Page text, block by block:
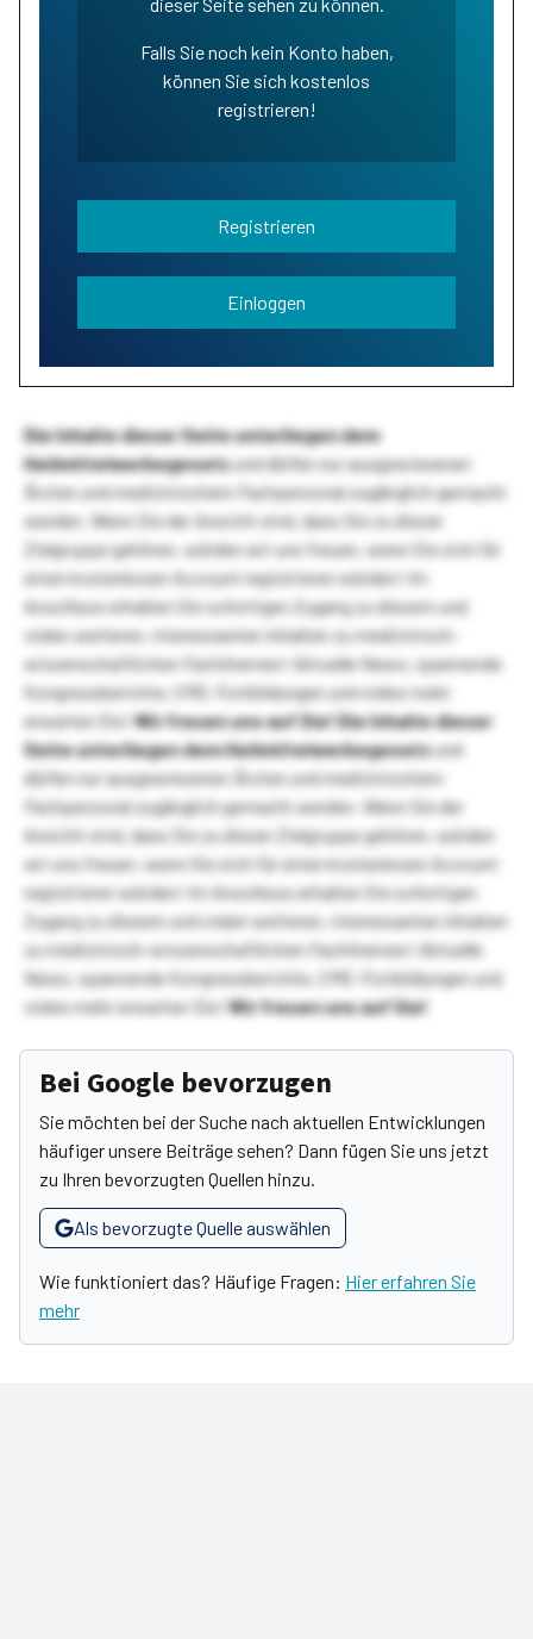
Falls Sie noch kein Konto haben,
können Sie sich kostenlos
registrieren!
Registrieren
Einloggen
Die Inhalte dieser Seite unterliegen dem
Heilmittelwerbegesetzund dürfen nur ausgewiesenen
Ärzten und medizinischem Fachpersonal zugänglich gemacht
werden. Wenn Sie der Ansicht sind, dass Sie zu dieser
Zielgruppe gehören, würden wir uns freuen, wenn Sie sich für
einen kostenlosen Account registrieren würden! Im
Anschluss erhalten Sie sofortigen Zugang zu diesem und
vielen weiteren, interessanten Inhalten zu medizinisch-
wissenschaftlichen Fachthemen! Aktuelle News, spannende
Kongressberichte, CME-Fortbildungen und vieles mehr
erwarten Sie!Wir freuen uns auf Sie!Die Inhalte dieser
Seite unterliegen dem Heilmittelwerbegesetzund
dürfen nur ausgewiesenen Ärzten und medizinischem
Fachpersonal zugänglich gemacht werden. Wenn Sie der
Ansicht sind, dass Sie zu dieser Zielgruppe gehören, würden
wir uns freuen, wenn Sie sich für einen kostenlosen Account
registrieren würden! Im Anschluss erhalten Sie sofortigen
Zugang zu diesem und vielen weiteren, interessanten Inhalten
zu medizinisch-wissenschaftlichen Fachthemen! Aktuelle
News, spannende Kongressberichte, CME-Fortbildungen und
vieles mehr erwarten Sie!Wir freuen uns auf Sie!
Bei Google bevorzugen
Sie möchten bei der Suche nach aktuellen Entwicklungen
häufiger unsere Beiträge sehen? Dann fügen Sie uns jetzt
zu Ihren bevorzugten Quellen hinzu.
Als bevorzugte Quelle auswählen
Wie funktioniert das? Häufige Fragen: Hier erfahren Sie
mehr